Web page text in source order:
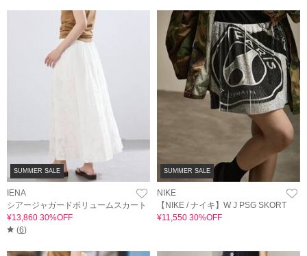
SUMMER SALE
IENA
シアージャガードボリュームスカート
¥13,860 30%OFF
(6)
SUMMER SALE
NIKE
【NIKE / ナイキ】W J PSG SKORT
¥11,550 30%OFF